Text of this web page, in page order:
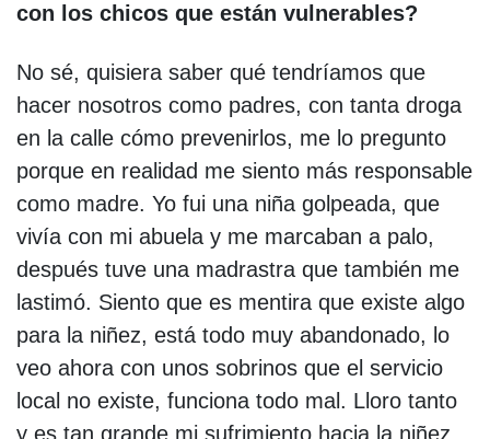
con los chicos que están vulnerables?
No sé, quisiera saber qué tendríamos que
hacer nosotros como padres, con tanta droga
en la calle cómo prevenirlos, me lo pregunto
porque en realidad me siento más responsable
como madre. Yo fui una niña golpeada, que
vivía con mi abuela y me marcaban a palo,
después tuve una madrastra que también me
lastimó. Siento que es mentira que existe algo
para la niñez, está todo muy abandonado, lo
veo ahora con unos sobrinos que el servicio
local no existe, funciona todo mal. Lloro tanto
y es tan grande mi sufrimiento hacia la niñez,